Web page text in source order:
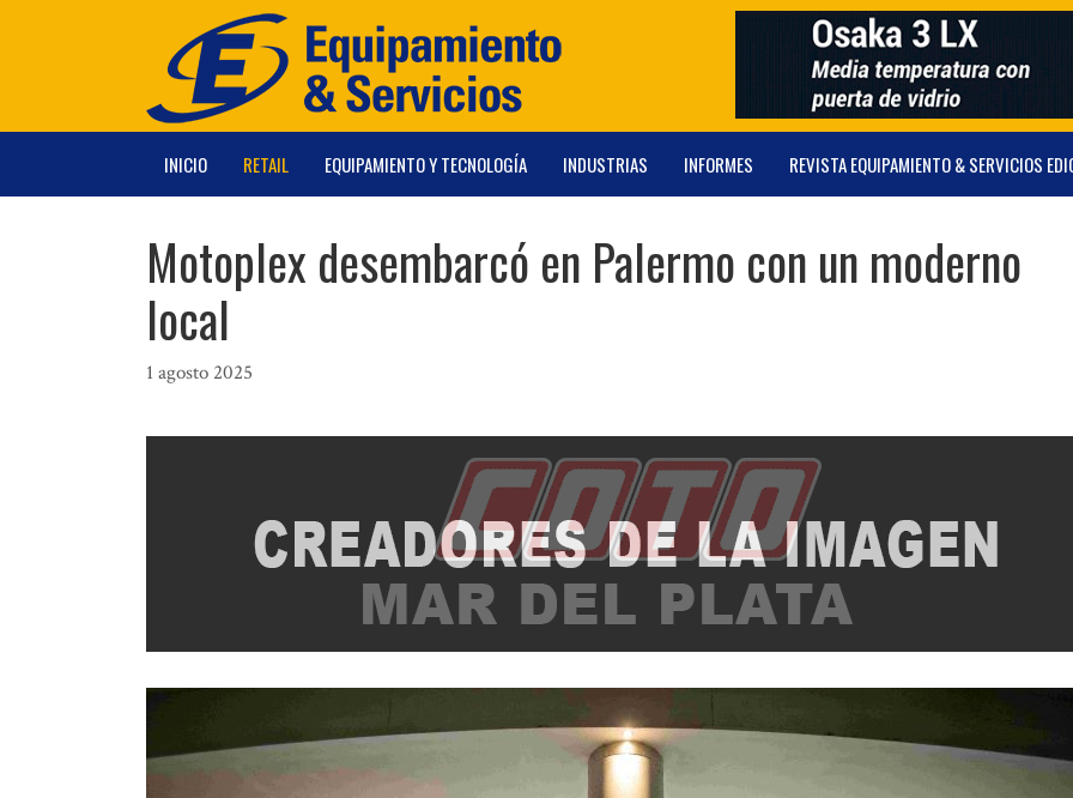
INICIO RETAIL EQUIPAMIENTO Y TECNOLOGÍA INDUSTRIAS INFORMES REVISTA EQUIPAMIENTO & SERVICIOS
Motoplex desembarcó en Palermo con un moderno
local
1 agosto 2025